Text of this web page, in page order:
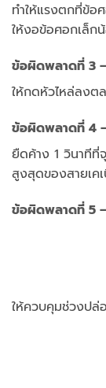
ทำให้แรงตกที่ข้อ
ให้งอข้อศอกเล็
ข้อผิดพลาดที่ 3
ให้กดหัวไหล่ลง
ข้อผิดพลาดที่ 4
ยืดค้าง 1 วินาทีที่
สูงสุดของสายเค
ข้อผิดพลาดที่ 5
ให้ควบคุมช่วงป